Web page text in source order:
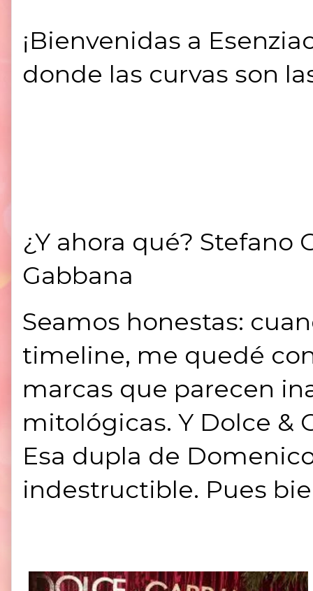
¡Bienvenidas a
donde las curvas son
¿Y ahora qué? Stefano
Gabbana
Seamos honestas:
timeline, me quedé
marcas que parecen
mitológicas. Y Dolce &
Esa dupla de
indestructible. Pues